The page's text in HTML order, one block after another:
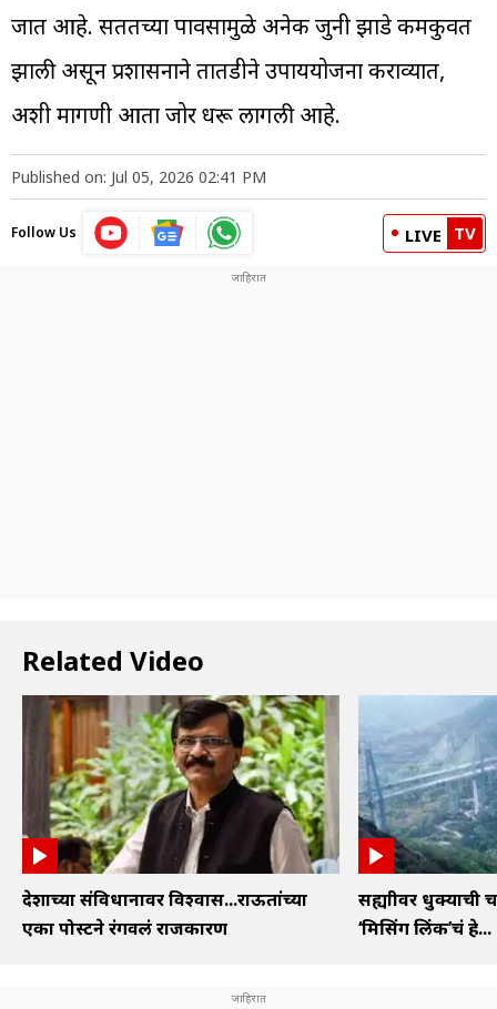
जात आहे. सततच्या पावसामुळे अनेक जुनी झाडे कमकुवत
झाली असून प्रशासनाने तातडीने उपाययोजना कराव्यात,
अशी मागणी आता जोर धरू लागली आहे.
Published on: Jul 05, 2026 02:41 PM
Follow Us LIVE TV
Related Video
देशाच्या संविधानावर विश्वास...राऊतांच्या
एका पोस्टने रंगवलं राजकारण
सह्याद्रीवर
‘मिसिंग लिंक’चं हे...